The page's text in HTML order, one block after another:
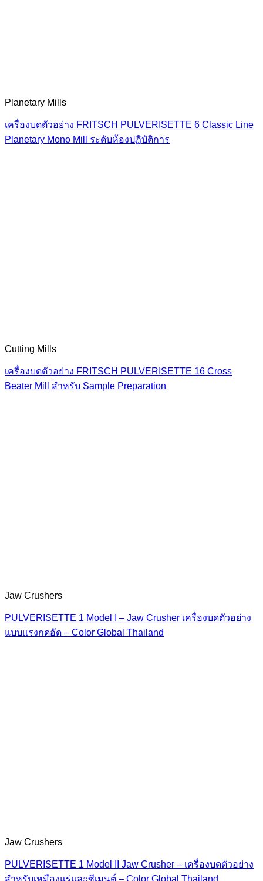
Planetary Mills
เครื่องบดตัวอย่าง FRITSCH PULVERISETTE 6 Classic Line
Planetary Mono Mill ระดับห้องปฏิบัติการ
Cutting Mills
เครื่องบดตัวอย่าง FRITSCH PULVERISETTE 16 Cross
Beater Mill สำหรับ Sample Preparation
Jaw Crushers
PULVERISETTE 1 Model I – Jaw Crusher เครื่องบดตัวอย่าง
แบบแรงกดอัด – Color Global Thailand
Jaw Crushers
PULVERISETTE 1 Model II Jaw Crusher – เครื่องบดตัวอย่าง
สำหรับเหมืองแร่และซีเมนต์ – Color Global Thailand